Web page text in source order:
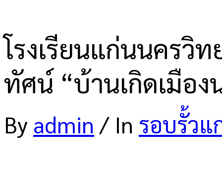
โรงเรียนแก่นนครวิ
ทัศน์ “บ้านเกิดเมือง
By admin / In รอบรั้ว